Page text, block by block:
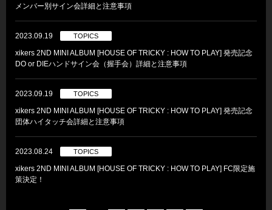
メンバー別サイン会詳細と注意事項
2023.09.19 TOPICS
xikers 2ND MINI ALBUM [HOUSE OF TRICKY : HOW TO PLAY] 発売記念
DO or DIEハンドサイン会（握手会）詳細と注意事項
2023.09.19 TOPICS
xikers 2ND MINI ALBUM [HOUSE OF TRICKY : HOW TO PLAY] 発売記念
団体ハイタッチ会詳細と注意事項
2023.08.24 TOPICS
xikers 2ND MINI ALBUM [HOUSE OF TRICKY : HOW TO PLAY] FC限定施
策決定！